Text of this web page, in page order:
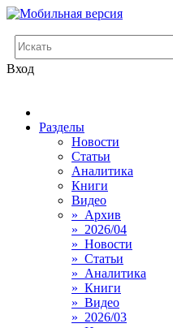
Вход
Разделы
Новости
Статьи
Аналитика
Книги
Видео
» Архив
» 2026/04
» Новости
» Статьи
» Аналитика
» Книги
» Видео
» 2026/03